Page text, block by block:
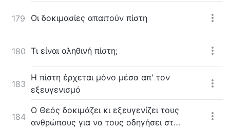
179 Οι δοκιμασίες απαιτούν πίστη
180 Τι είναι αληθινή πίστη;
183
Η πίστη έρχεται μόνο μέσα απ' τον
εξευγενισμό
184
Ο Θεός δοκιμάζει κι εξευγενίζει τους
ανθρώπους για να τους οδηγήσει στην